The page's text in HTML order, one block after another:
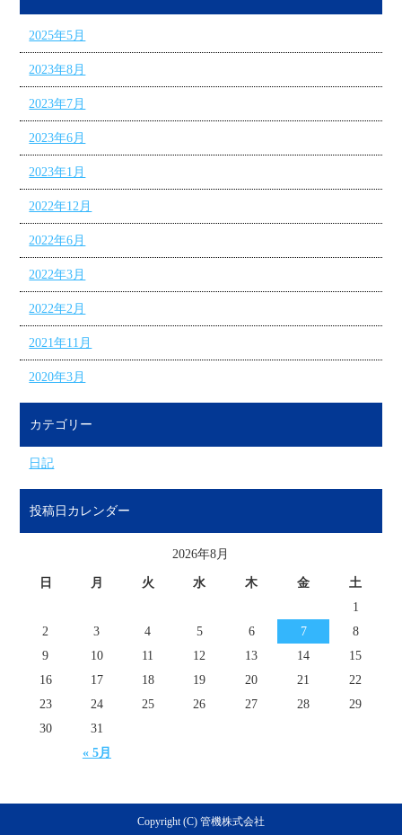
2025年5月
2023年8月
2023年7月
2023年6月
2023年1月
2022年12月
2022年6月
2022年3月
2022年2月
2021年11月
2020年3月
カテゴリー
日記
投稿日カレンダー
2026年8月
日 月 火 水 木 金 土
« 5月
1
2
3 4 5 6 7
8
9
10 11 12 13 14
15
16
17 18 19 20 21
22
23
24 25 26 27 28
29
30
31
Copyright (C) 管機株式会社